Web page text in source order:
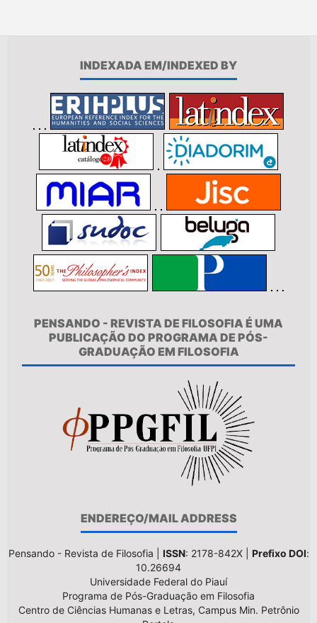
INDEXADA EM/INDEXED BY
PENSANDO - REVISTA DE FILOSOFIA É UMA
PUBLICAÇÃO DO PROGRAMA DE PÓS-
GRADUAÇÃO EM FILOSOFIA
ENDEREÇO/MAIL ADDRESS
Pensando - Revista de Filosofia | ISSN: 2178-842X | Prefixo DOI:
10.26694
Universidade Federal do Piauí
Programa de Pós-Graduação em Filosofia
Centro de Ciências Humanas e Letras, Campus Min. Petrônio